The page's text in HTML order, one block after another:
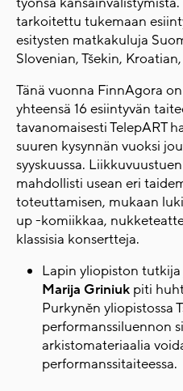
tarkoitettu tukemaan
esitysten matkakuluja
Slovenian, Tšekin,
Tänä vuonna FinnAgora
yhteensä 16 esiintyvän
tavanomaisesti TelepART
suuren kysynnän vuoksi
syyskuussa.
mahdollisti usean eri
toteuttamisen, mukaan
up -komiikkaa,
klassisia konsertteja.
Lapin yliopiston
Marija Griniuk piti
Purkyněn yliopistossa
performanssiluennon
arkistomateriaalia
performanssitaiteessa.